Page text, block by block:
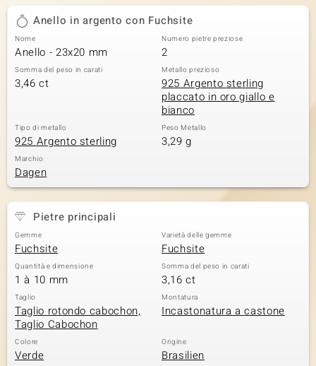
Classics
Anello in argento con Fuchsite
Nome
Anello - 23x20 mm
Numero pietre preziose
2
Somma del peso in carati
3,46 ct
Metallo prezioso
925 Argento sterling
placcato in oro giallo e
bianco
Tipo di metallo
925 Argento sterling
Peso Metallo
3,29 g
Marchio
Dagen
Pietre principali
Gemme
Fuchsite
Varietà delle gemme
Fuchsite
Quantità e dimensione
1 à 10 mm
Somma del peso in carati
3,16 ct
Taglio
Taglio rotondo cabochon,
Taglio Cabochon
Montatura
Incastonatura a castone
Colore
Verde
Origine
Brasilien